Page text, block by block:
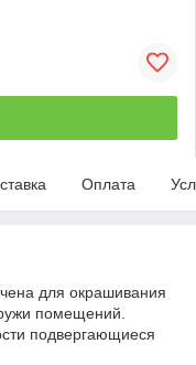
Оплата
для окрашивания
помещений.
подвергающиеся